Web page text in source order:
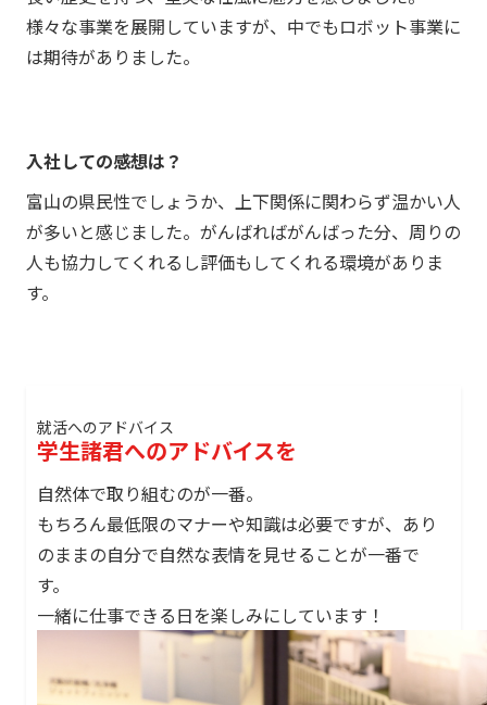
様々な事業を展開していますが、中でもロボット事業に
は期待がありました。
入社しての感想は？
富山の県民性でしょうか、上下関係に関わらず温かい人
が多いと感じました。がんばればがんばった分、周りの
人も協力してくれるし評価もしてくれる環境がありま
す。
就活へのアドバイス
学生諸君へのアドバイスを
自然体で取り組むのが一番。
もちろん最低限のマナーや知識は必要ですが、あり
のままの自分で自然な表情を見せることが一番で
す。
一緒に仕事できる日を楽しみにしています！